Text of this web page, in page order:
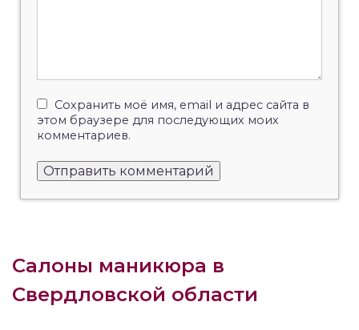
Сохранить моё имя, email и адрес сайта в
этом браузере для последующих моих
комментариев.
Салоны маникюра в
Свердловской области